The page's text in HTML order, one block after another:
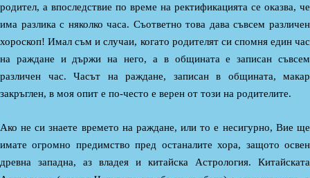
родител, а впоследствие по време на ректификацията се оказва, че
има разлика с няколко часа. Съответно това дава съвсем различен
хороскоп! Имал съм и случаи, когато родителят си спомня един час
на раждане и държи на него, а в общината е записан съвсем
различен час. Часът на раждане, записан в общината, макар
закръглен, в моя опит е по-често е верен от този на родителите.
Ако не си знаете времето на раждане, или то е несигурно, Вие ще
имате огромно предимство пред останалите хора, защото освен
древна западна, аз владея и китайска Астрология. Китайската